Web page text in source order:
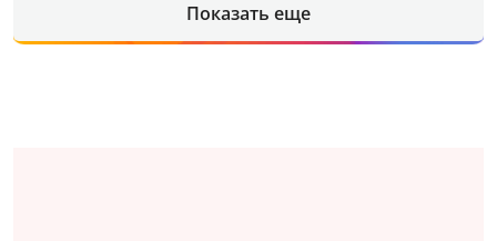
Показать еще